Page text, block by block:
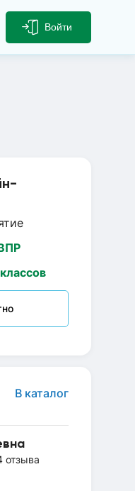
Войти
В каталог
отзыва